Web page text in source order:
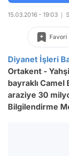
15.03.2016 - 19:03
Favori
Diyanet İşleri
Ortakent -
bayraklı
araziye 30
Bilgilendirme